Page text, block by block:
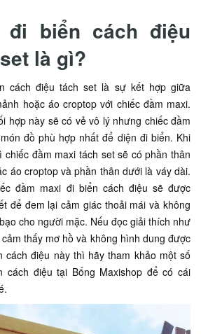
đi biển cách điệu
là gì?
cách điệu tách set là sự kết hợp giữa
hoặc áo croptop với chiếc đầm maxi.
hợp này sẽ có vẻ vô lý nhưng chiếc đầm
đồ phù hợp nhất để diện đi biển. Khi
đầm maxi tách set sẽ có phần thân
áo croptop và phần thân dưới là váy dài.
đầm maxi đi biển cách điệu sẽ được
để đem lại cảm giác thoải mái và không
cho người mặc. Nếu đọc giải thích như
thấy mơ hồ và không hình dung được
cách điệu này thì hãy tham khảo một số
cách điệu tại Bống Maxishop để có cái